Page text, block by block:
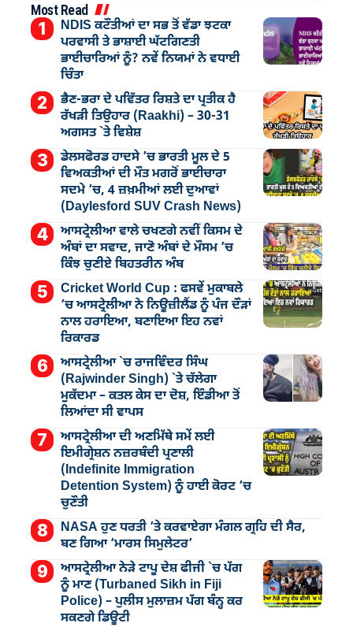
Most Read
NDIS ਕਟੌਤੀਆਂ ਦਾ ਸਭ ਤੋਂ ਵੱਡਾ ਝਟਕਾ
ਪਰਵਾਸੀ ਤੇ ਭਾਸ਼ਾਈ ਘੱਟਗਿਣਤੀ
ਭਾਈਚਾਰਿਆਂ ਨੂੰ? ਨਵੇਂ ਨਿਯਮਾਂ ਨੇ ਵਧਾਈ
ਚਿੰਤਾ
ਭੈਣ-ਭਰਾ ਦੇ ਪਵਿੱਤਰ ਰਿਸ਼ਤੇ ਦਾ ਪ੍ਰਤੀਕ ਹੈ
ਰੱਖੜੀ ਤਿਉਹਾਰ (Raakhi) – 30-31
ਅਗਸਤ `ਤੇ ਵਿਸ਼ੇਸ਼
ਡੇਲਸਫੋਰਡ ਹਾਦਸੇ ’ਚ ਭਾਰਤੀ ਮੂਲ ਦੇ 5
ਵਿਅਕਤੀਆਂ ਦੀ ਮੌਤ ਮਗਰੋਂ ਭਾਈਚਾਰਾ
ਸਦਮੇ ’ਚ, 4 ਜ਼ਖ਼ਮੀਆਂ ਲਈ ਦੁਆਵਾਂ
(Daylesford SUV Crash News)
ਆਸਟ੍ਰੇਲੀਆ ਵਾਲੇ ਚਖਣਗੇ ਨਵੀਂ ਕਿਸਮ ਦੇ
ਅੰਬਾਂ ਦਾ ਸਵਾਦ, ਜਾਣੋ ਅੰਬਾਂ ਦੇ ਮੌਸਮ ’ਚ
ਕਿੰਝ ਚੁਣੀਏ ਬਿਹਤਰੀਨ ਅੰਬ
Cricket World Cup : ਫਸਵੇਂ ਮੁਕਾਬਲੇ
’ਚ ਆਸਟ੍ਰੇਲੀਆ ਨੇ ਨਿਊਜ਼ੀਲੈਂਡ ਨੂੰ ਪੰਜ ਦੌੜਾਂ
ਨਾਲ ਹਰਾਇਆ, ਬਣਾਇਆ ਇਹ ਨਵਾਂ
ਰਿਕਾਰਡ
ਆਸਟ੍ਰੇਲੀਆ `ਚ ਰਾਜਵਿੰਦਰ ਸਿੰਘ
(Rajwinder Singh) `ਤੇ ਚੱਲੇਗਾ
ਮੁੁਕੱਦਮਾ – ਕਤਲ ਕੇਸ ਦਾ ਦੋਸ਼, ਇੰਡੀਆ ਤੋਂ
ਲਿਆਂਦਾ ਸੀ ਵਾਪਸ
ਆਸਟ੍ਰੇਲੀਆ ਦੀ ਅਣਮਿੱਥੇ ਸਮੇਂ ਲਈ
ਇਮੀਗ੍ਰੇਸ਼ਨ ਨਜ਼ਰਬੰਦੀ ਪ੍ਰਣਾਲੀ
(Indefinite Immigration
Detention System) ਨੂੰ ਹਾਈ ਕੋਰਟ ’ਚ
ਚੁਣੌਤੀ
NASA ਹੁਣ ਧਰਤੀ ’ਤੇ ਕਰਵਾਏਗਾ ਮੰਗਲ ਗ੍ਰਹਿ ਦੀ ਸੈਰ,
ਬਣ ਗਿਆ ‘ਮਾਰਸ ਸਿਮੁਲੇਟਰ’
ਆਸਟ੍ਰੇਲੀਆ ਨੇੜੇ ਟਾਪੂ ਦੇਸ਼ ਫੀਜੀ `ਚ ਪੱਗ
ਨੂੰ ਮਾਣ (Turbaned Sikh in Fiji
Police) – ਪੁਲੀਸ ਮੁਲਾਜ਼ਮ ਪੱਗ ਬੰਨ੍ਹ ਕਰ
ਸਕਣਗੇ ਡਿਊਟੀ